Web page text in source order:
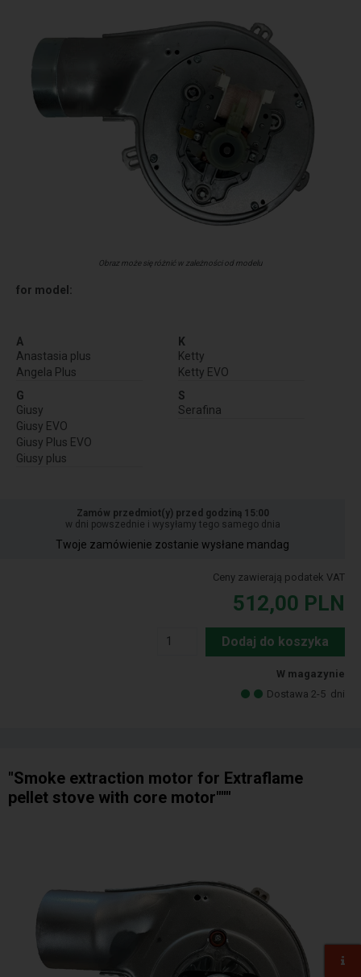
Obraz może się różnić w zależności od modelu
for model:
A
Anastasia plus
Angela Plus
G
Giusy
Giusy EVO
Giusy Plus EVO
Giusy plus
K
Ketty
Ketty EVO
S
Serafina
Zamów przedmiot(y) przed godziną 15:00
w dni powszednie i wysyłamy tego samego dnia
Twoje zamówienie zostanie wysłane mandag
Ceny zawierają podatek VAT
512,00 PLN
Dodaj do koszyka
W magazynie
Dostawa 2-5 dni
"Smoke extraction motor for Extraflame
pellet stove with core motor"""